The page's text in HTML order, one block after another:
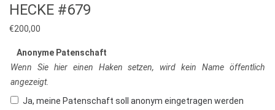
HECKE #679
€200,00
Anonyme Patenschaft
Wenn Sie hier einen Haken setzen, wird kein Name öffentlich
angezeigt.
Ja, meine Patenschaft soll anonym eingetragen werden